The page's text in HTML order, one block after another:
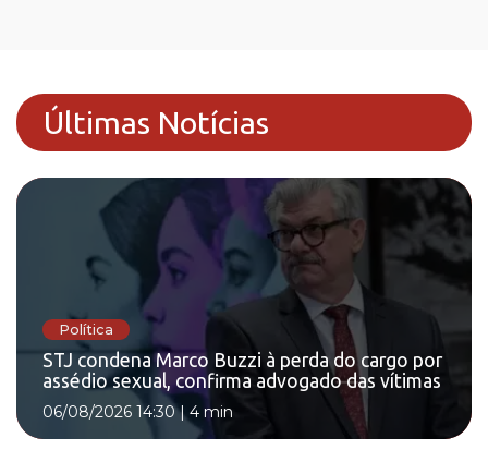
Últimas Notícias
Política
STJ condena Marco Buzzi à perda do cargo por
assédio sexual, confirma advogado das vítimas
06/08/2026 14:30| 4 min